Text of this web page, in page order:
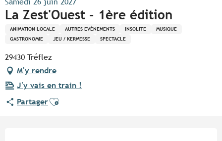
Samedi 26 juin 2027
La Zest'Ouest - 1ère édition
ANIMATION LOCALE AUTRES EVÈNEMENTS INSOLITE
MUSIQUE
GASTRONOMIE
JEU / KERMESSE SPECTACLE
29430 Tréflez
M'y rendre
J'y vais en train !
PartagerAjouter aux favoris